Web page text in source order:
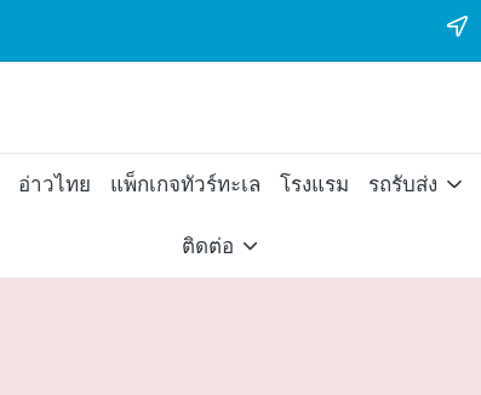
อ่าวไทย แพ็กเกจทัวร์ทะเล โรงแรม รถรับส่ง
ติดต่อ